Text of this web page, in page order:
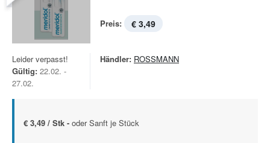
Preis: € 3,49
Leider verpasst!
Gültig: 22.02. -
27.02.
Händler: ROSSMANN
€ 3,49 / Stk - oder Sanft je Stück